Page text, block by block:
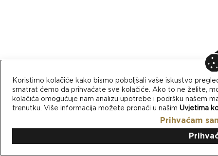
Koristimo kolačiće kako bismo poboljšali vaše iskustvo
smatrat ćemo da prihvaćate sve kolačiće. Ako to ne želite,
kolačića omogućuje nam analizu upotrebe i podršku našem
trenutku. Više informacija možete pronaći u našim Uvjetima
Prihvaćam